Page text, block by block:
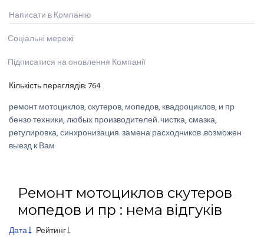
Написати в Компанію
Соціальні мережі
Підписатися на оновлення Компанії
Кількість переглядів:764
ремонт мотоциклов, скутеров, мопедов, квадроциклов, и пр
бензо техники, любых производителей. чистка, смазка,
регулировка, синхронизация. замена расходников .возможен
выезд к Вам
Ремонт мотоциклов скутеров
мопедов и пр : нема відгуків
Дата Рейтинг